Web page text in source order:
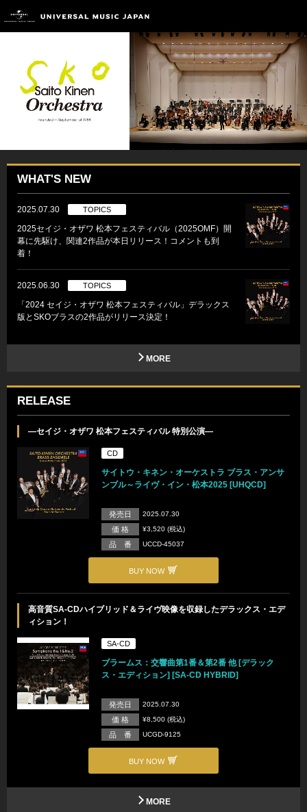
WHAT'S NEW
2025.07.30 TOPICS
2025セイジ・オザワ 松本フェスティバル（2025OMF）開
幕に先駆け、関連2作品が本日リリース！コメントも到
着！
2025.06.30 TOPICS
「2024 セイジ・オザワ 松本フェスティバル」デラックス
版とSKOブラスの2作品がリリース決定！
MORE
RELEASE
—セイジ・オザワ 松本フェスティバル 特別公演—
CD
サイトウ・キネン・オーケストラ ブラス・アンサ
ンブル～ライヴ・イン・松本2025 [UHQCD]
発売日 2025.07.30
価 格 ¥3,520 (税込)
品 番 UCCD-45037
BUY NOW
高音質SA-CDハイブリッド＆ライヴ映像を収録したデラックス・エデ
ィション！
SA-CD
ブラームス：交響曲第1番＆第2番 他 [デラック
ス・エディション] [SA-CD HYBRID]
発売日 2025.07.30
価 格 ¥8,500 (税込)
品 番 UCGD-9125
BUY NOW
MORE